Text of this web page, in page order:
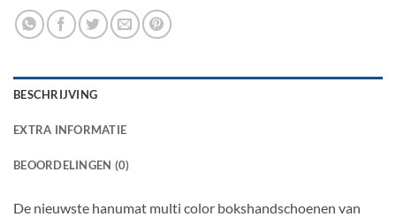
BESCHRIJVING
EXTRA INFORMATIE
BEOORDELINGEN (0)
De nieuwste hanumat multi color bokshandschoenen van